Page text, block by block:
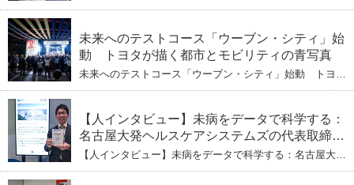
ぶし」を着実に：理系ニートが挑むヘルスケア
発ヘルスケアシステムズの代表取締役社長・瀧本陽介
挑むヘルスケア標準化と海外戦略
未来へのテストコース「ウーブン・シティ」始
動 トヨタが描く都市とモビリティの青写真
未来へのテストコース「ウーブン・シティ」始動 トヨタ
が描く都市とモビリティの青写真
【人インタビュー】未病をデータで科学する：
名古屋大発ヘルスケアシステムズの代表取締役
社長・瀧本陽介 郵送検査で挑む健康の未来
【人インタビュー】未病をデータで科学する：名古屋大発
ヘルスケアシステムズの代表取締役社長・瀧本陽介 郵送